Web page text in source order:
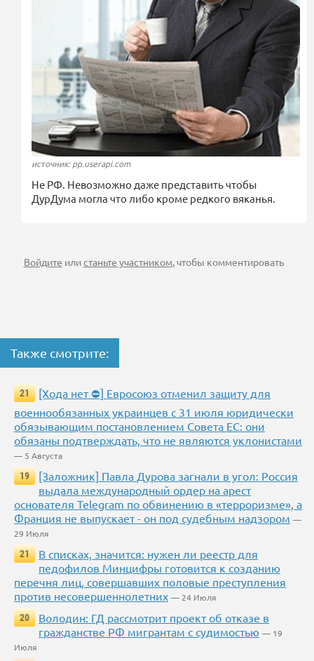
источник: pp.userapi.com
Не РФ. Невозможно даже представить чтобы
ДурДума могла что либо кроме редкого вяканья.
Войдите илистаньте участником, чтобы комментировать
Также смотрите:
21
[Хода нет ⛔] Евросоюз отменил защиту для
военнообязанных украинцев с 31 июля юридически
обязывающим постановлением Совета ЕС: они
обязаны подтверждать, что не являются уклонистами
— 5 Августа
19
[Заложник] Павла Дурова загнали в угол: Россия
выдала международный ордер на арест
основателя Telegram по обвинению в «терроризме», а
Франция не выпускает - он под судебным надзором —
29 Июля
21
В списках, значится: нужен ли реестр для
педофилов Минцифры готовится к созданию
перечня лиц, совершавших половые преступления
против несовершеннолетних — 24 Июля
20
Володин: ГД рассмотрит проект об отказе в
гражданстве РФ мигрантам с судимостью — 19
Июля